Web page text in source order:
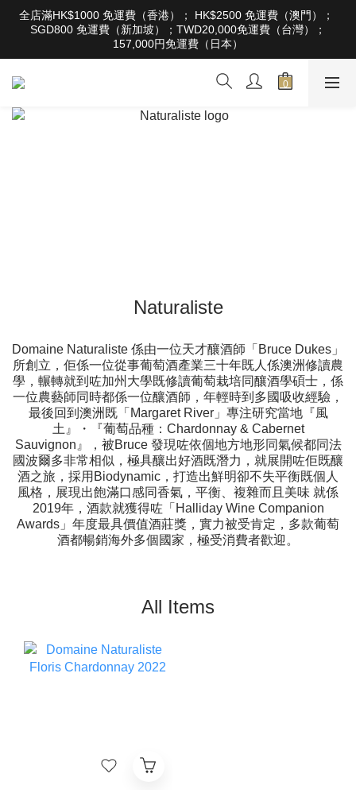
根據香港法律，不得在業務過程中，向未成年人售賣或供應令人醺
醉的酒類。Under the law of Hong Kong, intoxicating liquor must
not be sold or supplied to a minor in the course of business
全店滿HK$1000 免運費（香港）； HK$2500 免運費（澳門）；
SGD800 免運費（新加坡）；TWD20,000免運費（台灣）；
157,000円免運費（日本）
根據香港法律，不得在業務過程中，向未成年人售賣或供應令人醺
醉的酒類。Under the law of Hong Kong, intoxicating liquor must
Naturaliste
Domaine Naturaliste 係由一位天才釀酒師「Bruce Dukes」
所創立，佢係一位從事葡萄酒產業三十年既人係澳洲修讀農
學，輾轉就到咗加州大學既修讀葡萄栽培同釀酒學碩士，係
一位農藝師同時都係一位釀酒師，年輕時到多國吸收經驗，
最後回到澳洲既「Margaret River」專注研究當地『風
土』・『葡萄品種：Chardonnay & Cabernet
Sauvignon』，被Bruce 發現咗依個地方地形同氣候都同法
國波爾多非常相似，極具釀出好酒既潛力，就展開咗佢既釀
酒之旅，採用Biodynamic，打造出鮮明卻不失平衡既個人
風格，展現出飽滿口感同香氣，平衡、複雜而且美味 就係
2019年，酒款就獲得咗「Halliday Wine Companion
Awards」年度最具價值酒莊獎，實力被受肯定，多款葡萄
酒都暢銷海外多個國家，極受消費者歡迎。
All Items